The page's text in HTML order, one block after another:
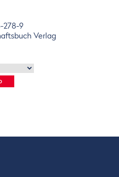
278-9
Verlag